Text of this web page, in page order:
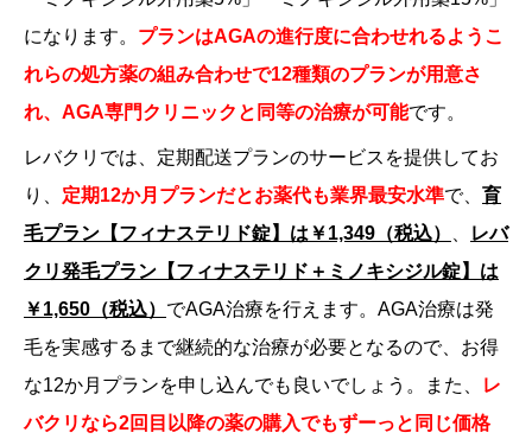
になります。 プランはAGAの進行度に合わせれるようこ
れらの処方薬の組み合わせで12種類のプランが用意さ
れ、AGA専門クリニックと同等の治療が可能です。
レバクリでは、定期配送プランのサービスを提供してお
り、 定期12か月プランだとお薬代も業界最安水準で、 育
毛プラン【フィナステリド錠】は￥1,349（税込）
レバ
クリ発毛プラン【フィナステリド＋ミノキシジル錠】は
￥1,650（税込） でAGA治療を行えます。AGA治療は発
毛を実感するまで継続的な治療が必要となるので、お得
な12か月プランを申し込んでも良いでしょう。また、
レ
バクリなら2回目以降の薬の購入でもずーっと同じ価格